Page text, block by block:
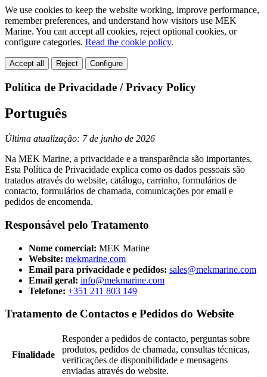
We use cookies to keep the website working, improve performance,
remember preferences, and understand how visitors use MEK
Marine. You can accept all cookies, reject optional cookies, or
configure categories. Read the cookie policy.
Accept all Reject Configure
Política de Privacidade / Privacy Policy
Português
Última atualização: 7 de junho de 2026
Na MEK Marine, a privacidade e a transparência são importantes.
Esta Política de Privacidade explica como os dados pessoais são
tratados através do website, catálogo, carrinho, formulários de
contacto, formulários de chamada, comunicações por email e
pedidos de encomenda.
Responsável pelo Tratamento
Nome comercial: MEK Marine
Website: mekmarine.com
Email para privacidade e pedidos: sales@mekmarine.com
Email geral: info@mekmarine.com
Telefone: +351 211 803 149
Tratamento de Contactos e Pedidos do Website
Finalidade
Responder a pedidos de contacto, perguntas sobre
produtos, pedidos de chamada, consultas técnicas,
verificações de disponibilidade e mensagens
enviadas através do website.